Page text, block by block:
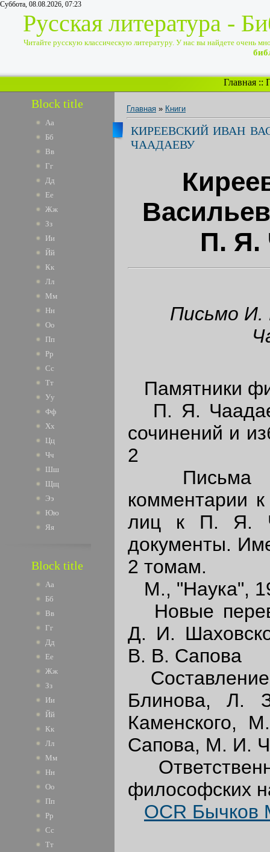
Суббота, 08.08.2026, 07:23
Русская литература -
Читайте русскую классическую литературу. У нас вы найдете очень
Главная ::
Block title
Аа
Бб
Вв
Гг
Дд
Ее
Жж
Зз
Ии
Йй
Кк
Лл
Мм
Нн
Оо
Пп
Рр
Сс
Тт
Уу
Фф
Хх
Цц
Чч
Шш
Щщ
Ээ
Юю
Яя
Block title
Аа
Бб
Вв
Гг
Дд
Ее
Жж
Зз
Ии
Йй
Кк
Лл
Мм
Нн
Оо
Пп
Рр
Сс
Тт
Главная » Книги
КИРЕЕВСКИЙ ИВАН
ЧААДАЕВУ
П. Я.
Письмо И.
Памятники
П. Я.
сочинений и
2
Письма
комментарии
лиц к П. Я.
документы.
2 томам.
М., "Наука",
Новые
Д. И.
В. В. Сапова
Блинова, Л.
Каменского,
Сапова, М. И.
философских
OCR Бычков